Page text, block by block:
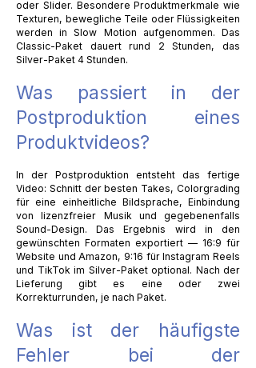
oder Slider. Besondere Produktmerkmale wie
Texturen, bewegliche Teile oder Flüssigkeiten
werden in Slow Motion aufgenommen. Das
Classic-Paket dauert rund 2 Stunden, das
Silver-Paket 4 Stunden.
Was passiert in der
Postproduktion eines
Produktvideos?
In der Postproduktion entsteht das fertige
Video: Schnitt der besten Takes, Colorgrading
für eine einheitliche Bildsprache, Einbindung
von lizenzfreier Musik und gegebenenfalls
Sound-Design. Das Ergebnis wird in den
gewünschten Formaten exportiert — 16:9 für
Website und Amazon, 9:16 für Instagram Reels
und TikTok im Silver-Paket optional. Nach der
Lieferung gibt es eine oder zwei
Korrekturrunden, je nach Paket.
Was ist der häufigste
Fehler bei der